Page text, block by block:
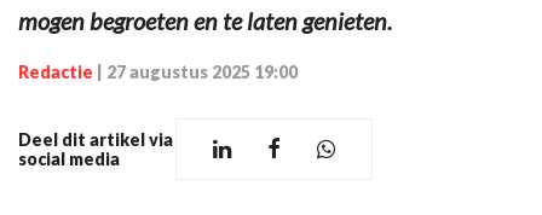
mogen begroeten en te laten genieten.
Redactie 27 augustus 2025 19:00
Deel dit artikel via
social media